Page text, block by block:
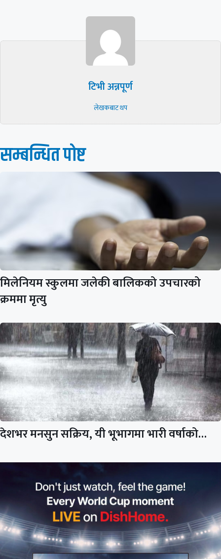
टिभी अन्नपूर्ण
लेखकबाट थप
सम्बन्धित पाेष्ट
मिलेनियम स्कुलमा जलेकी बालिकको उपचारको
क्रममा मृत्यु
देशभर मनसुन सक्रिय, यी भूभागमा भारी वर्षाको…